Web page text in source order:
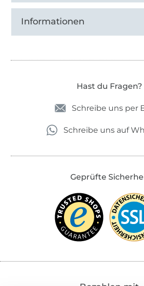
Informationen
Hast du Fragen?
Schreibe uns per
Schreibe uns auf
Geprüfte